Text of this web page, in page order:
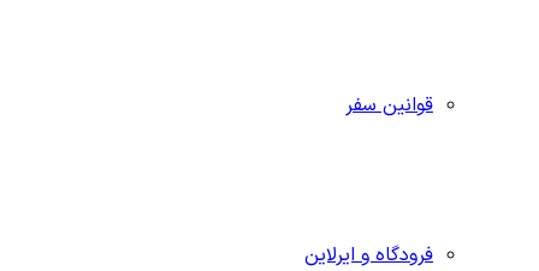
قوانین سفر
فرودگاه و ایرلاین